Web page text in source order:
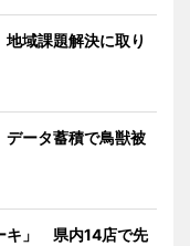
域課題解決に取り
ータ蓄積で鳥獣被
キ」 県内14店で先